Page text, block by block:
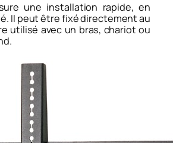
une installation rapide, en
Il peut être fixé directement au
utilisé avec un bras, chariot ou